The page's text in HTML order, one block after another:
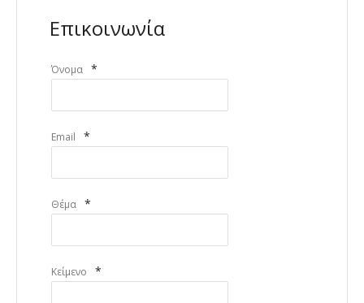
Επικοινωνία
Όνομα *
Email *
Θέμα *
Κείμενο *